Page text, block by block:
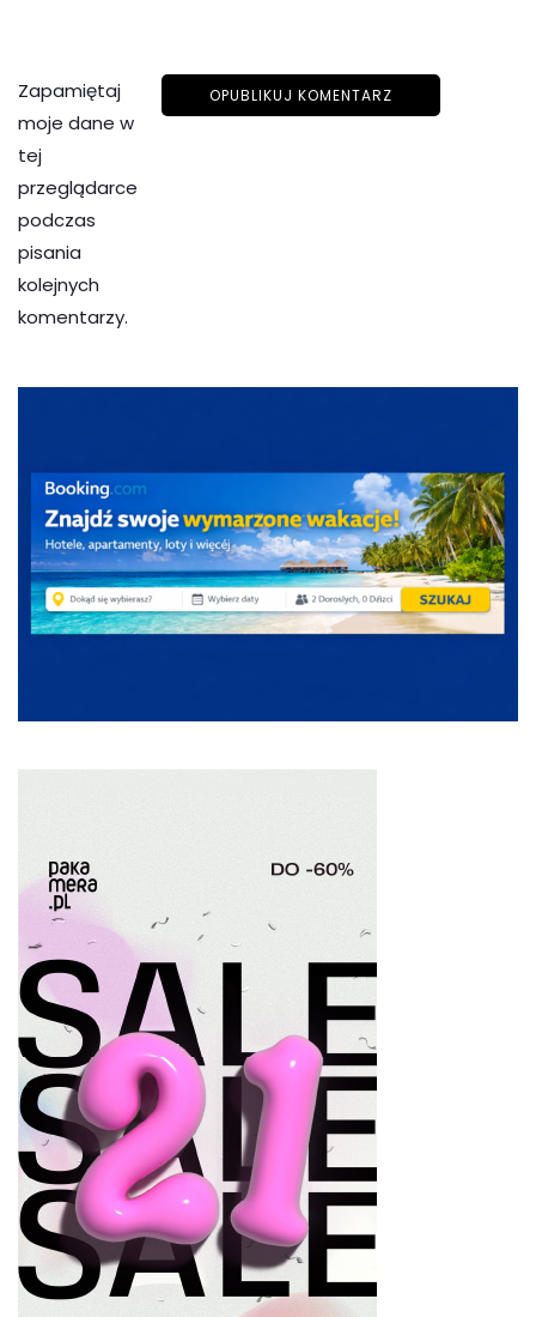
Zapamiętaj
moje dane w
tej
przeglądarce
podczas
pisania
kolejnych
komentarzy.